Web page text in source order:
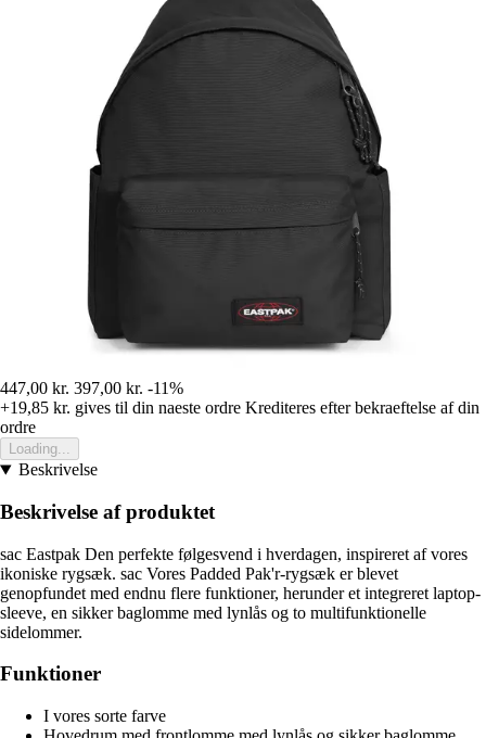
447,00 kr. 397,00 kr. -11%
+19,85 kr. gives til din naeste ordre Krediteres efter bekraeftelse af din
ordre
Loading...
Beskrivelse
Beskrivelse af produktet
sac Eastpak Den perfekte følgesvend i hverdagen, inspireret af vores
ikoniske rygsæk. sac Vores Padded Pak'r-rygsæk er blevet
genopfundet med endnu flere funktioner, herunder et integreret laptop-
sleeve, en sikker baglomme med lynlås og to multifunktionelle
sidelommer.
Funktioner
I vores sorte farve